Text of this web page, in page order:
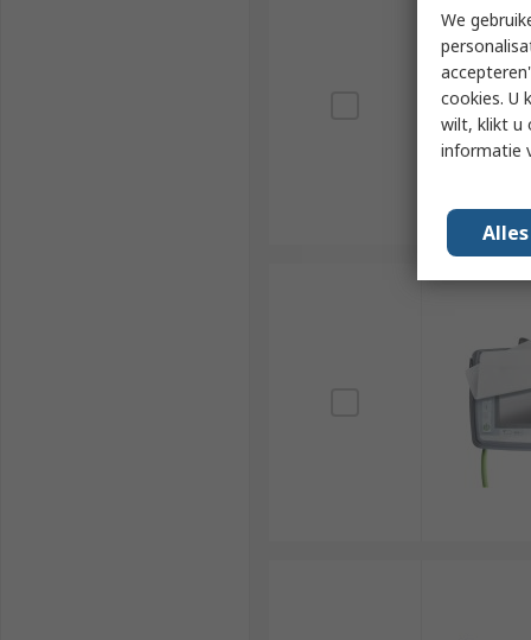
We
cookies. U
wilt, klikt u
informatie